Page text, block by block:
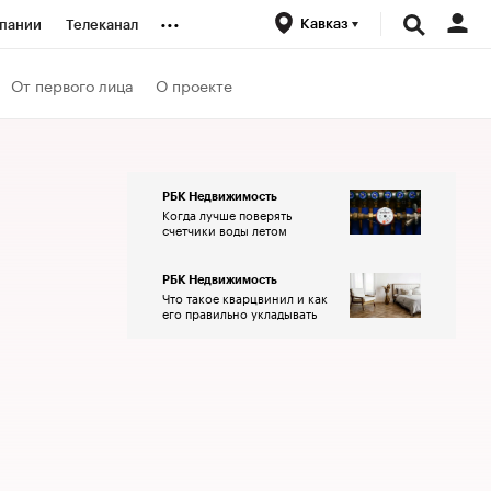
Телеканал ... Кавказ
От первого лица О проекте
РБК Недвижимость
Когда лучше поверять
счетчики воды летом
РБК Недвижимость
Что такое кварцвинил и как
его правильно укладывать